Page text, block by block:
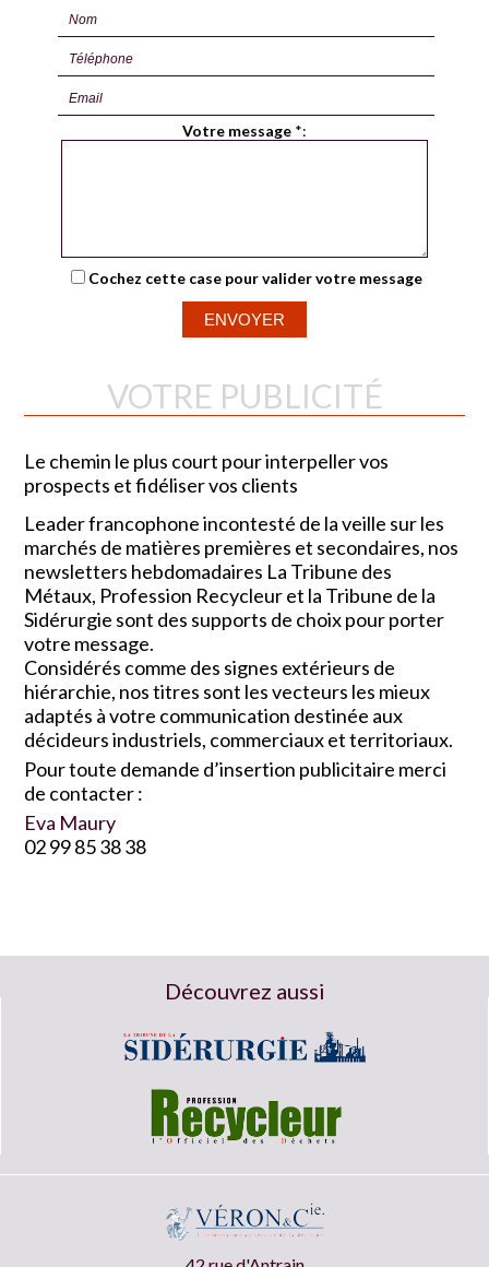
Votre message *:
Cochez cette case pour valider votre message
VOTRE PUBLICITÉ
Le chemin le plus court pour interpeller vos
prospects et fidéliser vos clients
Leader francophone incontesté de la veille sur les
marchés de matières premières et secondaires, nos
newsletters hebdomadaires La Tribune des
Métaux, Profession Recycleur et la Tribune de la
Sidérurgie sont des supports de choix pour porter
votre message.
Considérés comme des signes extérieurs de
hiérarchie, nos titres sont les vecteurs les mieux
adaptés à votre communication destinée aux
décideurs industriels, commerciaux et territoriaux.
Pour toute demande d’insertion publicitaire merci
de contacter :
Eva Maury
02 99 85 38 38
Découvrez aussi